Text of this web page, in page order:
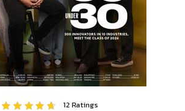
12Ratings